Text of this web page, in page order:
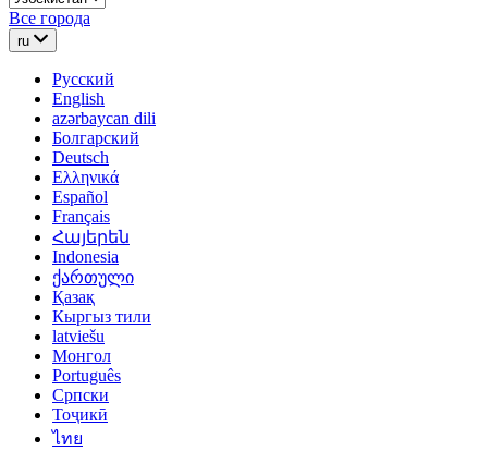
Все города
ru
Русский
English
azərbaycan dili
Болгарский
Deutsch
Ελληνικά
Español
Français
Հայերեն
Indonesia
ქართული
Қазақ
Кыргыз тили
latviešu
Монгол
Português
Српски
Тоҷикӣ
ไทย